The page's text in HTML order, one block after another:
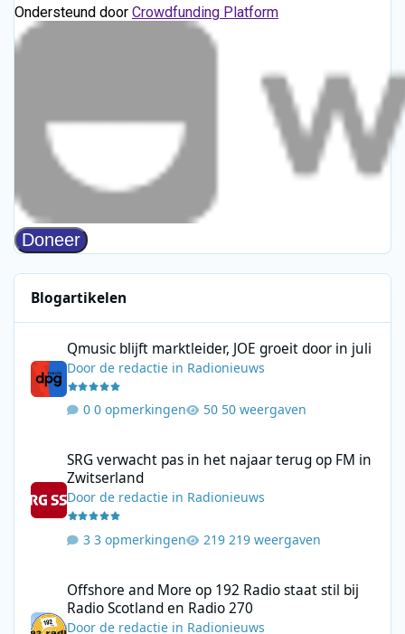
Blogartikelen
Qmusic blijft marktleider, JOE groeit door in juli
Doorde redactie in Radionieuws
0 opmerkingen 50 weergaven
SRG verwacht pas in het najaar terug op FM in
Zwitserland
Doorde redactie in Radionieuws
3 opmerkingen 219 weergaven
Offshore and More op 192 Radio staat stil bij
Radio Scotland en Radio 270
Doorde redactie in Radionieuws